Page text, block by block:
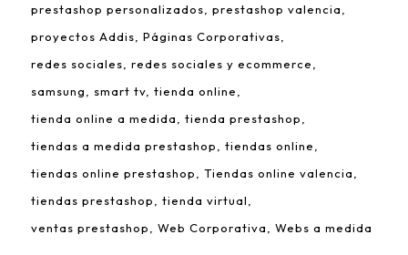
prestashop personalizados
prestashop valencia
proyectos Addis
Páginas Corporativas
redes sociales
redes sociales y ecommerce
samsung
smart tv tienda online
tienda online a medida
tienda prestashop
tiendas a medida prestashop
tiendas online
tiendas online prestashop
Tiendas online valencia
tiendas prestashop
tienda virtual
ventas prestashop
Web Corporativa Webs a medida